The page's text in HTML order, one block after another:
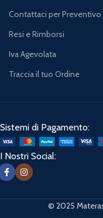
Contattaci per Preventivo
Resi e Rimborsi
Iva Agevolata
Traccia il tuo Ordine
Sistemi di Pagamento:
I Nostri Social:
© 2025